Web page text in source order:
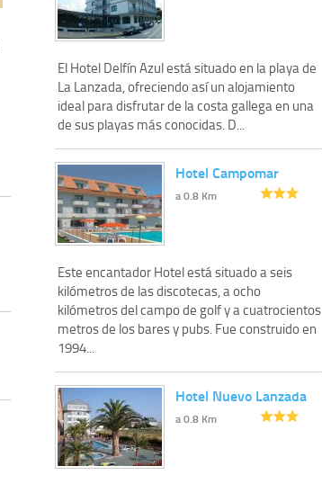
El Hotel Delfín Azul está situado en la playa de
La Lanzada, ofreciendo así un alojamiento
ideal para disfrutar de la costa gallega en una
de sus playas más conocidas. D...
Hotel Campomar
a 0.8 Km
Este encantador Hotel está situado a seis
kilómetros de las discotecas, a ocho
kilómetros del campo de golf y a cuatrocientos
metros de los bares y pubs. Fue construido en
1994...
Hotel Nuevo Lanzada
a 0.8 Km